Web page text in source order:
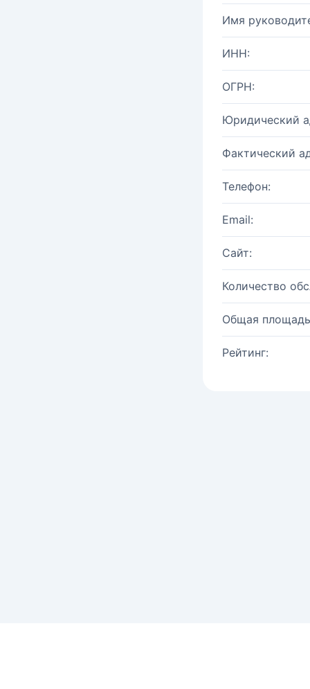
Имя
ИНН:
ОГРН:
Юридический
Фактический
Телефон:
Email:
Сайт:
Количество
Общая
Рейтинг: